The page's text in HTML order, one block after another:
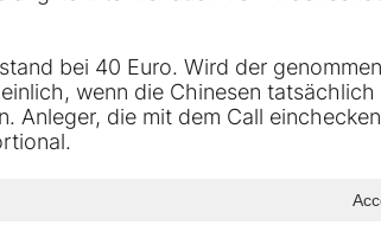
bei 40 Euro. Wird der
wenn die Chinesen
Anleger, die mit dem Call